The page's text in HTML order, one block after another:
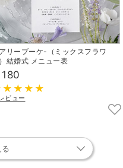
リーブーケ-（ミックスフラワ
結婚式 メニュー表
180
ビュー